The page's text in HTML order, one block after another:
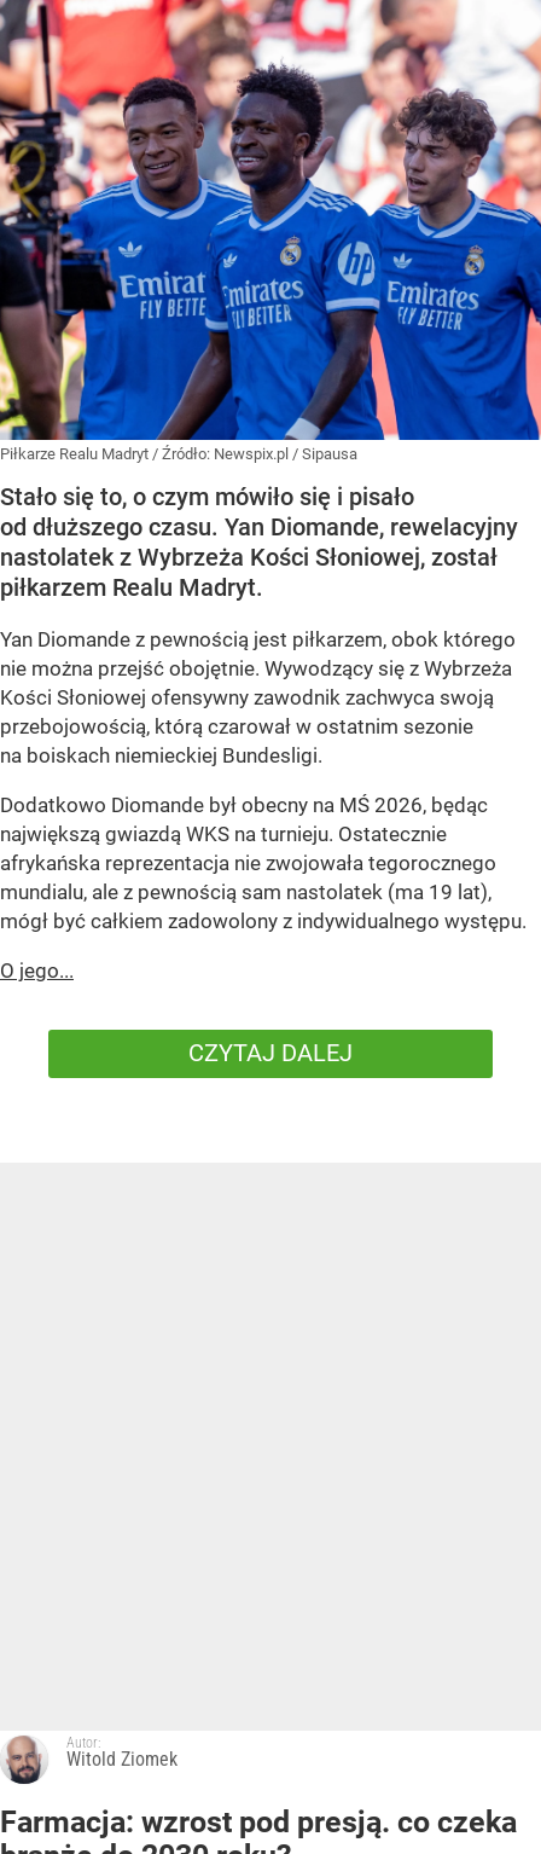
Piłkarze Realu Madryt / Źródło: Newspix.pl / Sipausa
Stało się to, o czym mówiło się i pisało
od dłuższego czasu. Yan Diomande, rewelacyjny
nastolatek z Wybrzeża Kości Słoniowej, został
piłkarzem Realu Madryt.
Yan Diomande z pewnością jest piłkarzem, obok którego
nie można przejść obojętnie. Wywodzący się z Wybrzeża
Kości Słoniowej ofensywny zawodnik zachwyca swoją
przebojowością, którą czarował w ostatnim sezonie
na boiskach niemieckiej Bundesligi.
Dodatkowo Diomande był obecny na MŚ 2026, będąc
największą gwiazdą WKS na turnieju. Ostatecznie
afrykańska reprezentacja nie zwojowała tegorocznego
mundialu, ale z pewnością sam nastolatek (ma 19 lat),
mógł być całkiem zadowolony z indywidualnego występu.
O jego...
CZYTAJ DALEJ
Autor:
Witold Ziomek
Farmacja: wzrost pod presją. co czeka